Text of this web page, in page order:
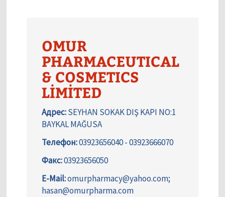
OMUR
PHARMACEUTICAL
& COSMETICS
LİMİTED
Адрес:SEYHAN SOKAK DIŞ KAPI NO:1
BAYKAL MAĞUSA
Телефон:03923656040 - 03923666070
Факс:03923656050
E-Mail:omurpharmacy@yahoo.com;
hasan@omurpharma.com